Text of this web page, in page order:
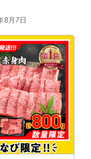
8月7日